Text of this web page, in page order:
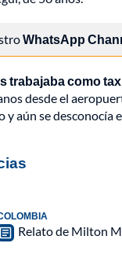
WhatsApp
trabajaba como
desde el
y aún se desconocía
Relato de Milton